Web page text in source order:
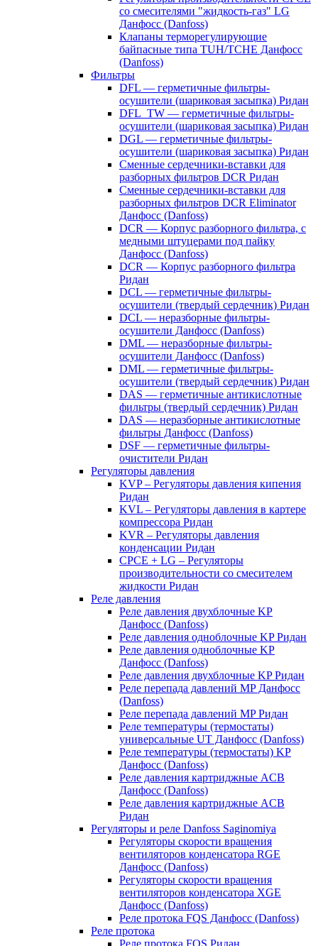
со смесителями "жидкость-газ" LG
Данфосс (Danfoss)
Клапаны терморегулирующие
байпасные типа TUH/TCHE Данфосс
(Danfoss)
Фильтры
DFL — герметичные фильтры-
осушители (шариковая засыпка) Ридан
DFL_TW — герметичные фильтры-
осушители (шариковая засыпка) Ридан
DGL — герметичные фильтры-
осушители (шариковая засыпка) Ридан
Сменные сердечники-вставки для
разборных фильтров DCR Ридан
Сменные сердечники-вставки для
разборных фильтров DCR Eliminator
Данфосс (Danfoss)
DCR — Корпус разборного фильтра, с
медными штуцерами под пайку
Данфосс (Danfoss)
DCR — Корпус разборного фильтра
Ридан
DCL — герметичные фильтры-
осушители (твердый сердечник) Ридан
DCL — неразборные фильтры-
осушители Данфосс (Danfoss)
DML — неразборные фильтры-
осушители Данфосс (Danfoss)
DML — герметичные фильтры-
осушители (твердый сердечник) Ридан
DAS — герметичные антикислотные
фильтры (твердый сердечник) Ридан
DAS — неразборные антикислотные
фильтры Данфосс (Danfoss)
DSF — герметичные фильтры-
очистители Ридан
Регуляторы давления
KVP – Регуляторы давления кипения
Ридан
KVL – Регуляторы давления в картере
компрессора Ридан
KVR – Регуляторы давления
конденсации Ридан
CPCE + LG – Регуляторы
производительности со смесителем
жидкости Ридан
Реле давления
Реле давления двухблочные KP
Данфосс (Danfoss)
Реле давления одноблочные KP Ридан
Реле давления одноблочные KP
Данфосс (Danfoss)
Реле давления двухблочные KP Ридан
Реле перепада давлений MP Данфосс
(Danfoss)
Реле перепада давлений MP Ридан
Реле температуры (термостаты)
универсальные UT Данфосс (Danfoss)
Реле температуры (термостаты) KP
Данфосс (Danfoss)
Реле давления картриджные ACB
Данфосс (Danfoss)
Реле давления картриджные ACB
Ридан
Регуляторы и реле Danfoss Saginomiya
Регуляторы скорости вращения
вентиляторов конденсатора RGE
Данфосс (Danfoss)
Регуляторы скорости вращения
вентиляторов конденсатора XGE
Данфосс (Danfoss)
Реле протока FQS Данфосс (Danfoss)
Реле протока
Реле протока FQS Ридан